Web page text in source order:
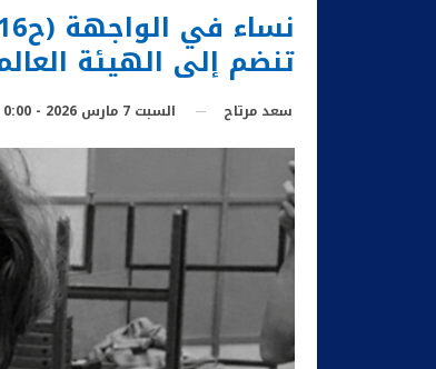
تنضم إلى الهيئة
سعد مرتاح السبت 7 مارس 2026 - 0:00